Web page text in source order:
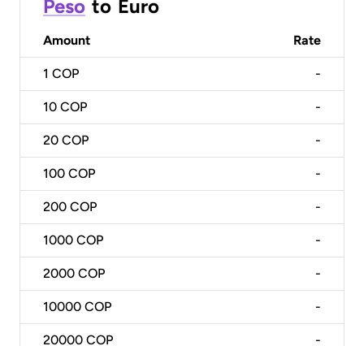
Peso to Euro
Amount Rate
1 COP -
10 COP -
20 COP -
100 COP -
200 COP -
1000 COP -
2000 COP -
10000 COP -
20000 COP -